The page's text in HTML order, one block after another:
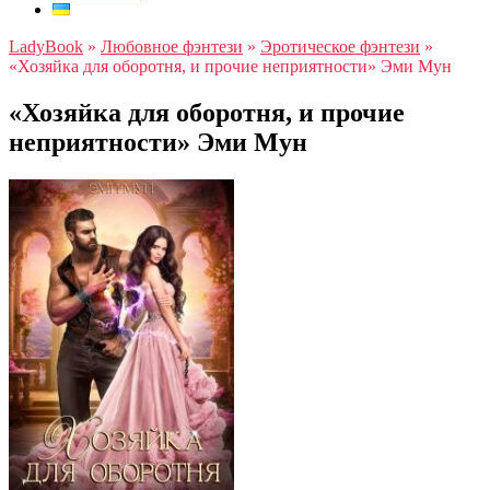
LadyBook » Любовное фэнтези » Эротическое фэнтези »
«Хозяйка для оборотня, и прочие неприятности» Эми Мун
«Хозяйка для оборотня, и прочие
неприятности» Эми Мун